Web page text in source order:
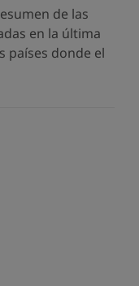
de las
en la última
países donde el